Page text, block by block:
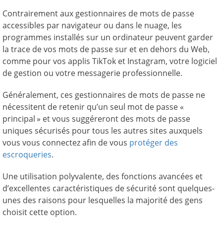
Contrairement aux gestionnaires de mots de passe
accessibles par navigateur ou dans le nuage, les
programmes installés sur un ordinateur peuvent garder
la trace de vos mots de passe sur et en dehors du Web,
comme pour vos applis TikTok et Instagram, votre logiciel
de gestion ou votre messagerie professionnelle.
Généralement, ces gestionnaires de mots de passe ne
nécessitent de retenir qu’un seul mot de passe «
principal » et vous suggéreront des mots de passe
uniques sécurisés pour tous les autres sites auxquels
vous vous connectez afin de vous protéger des
escroqueries.
Une utilisation polyvalente, des fonctions avancées et
d’excellentes caractéristiques de sécurité sont quelques-
unes des raisons pour lesquelles la majorité des gens
choisit cette option.